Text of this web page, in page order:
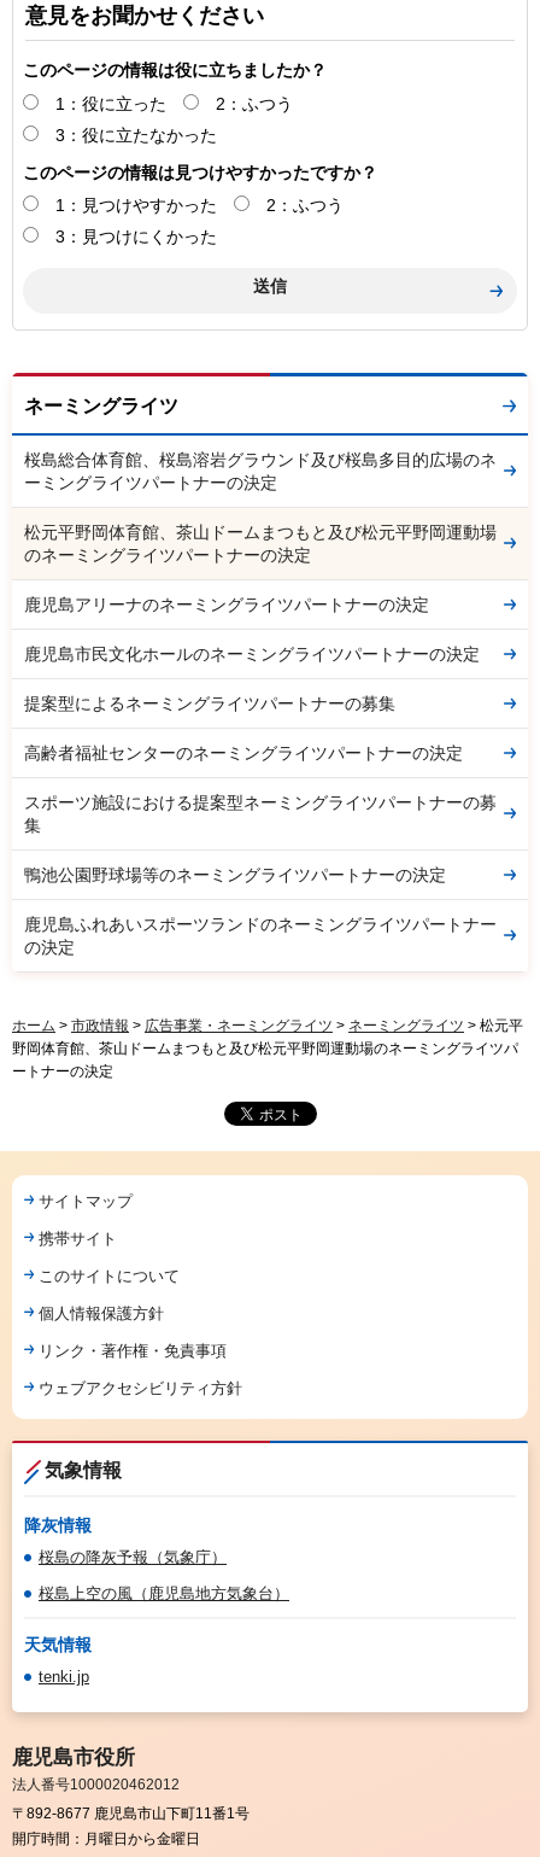
意見をお聞かせください
このページの情報は役に立ちましたか？
1：役に立った
2：ふつう
3：役に立たなかった
このページの情報は見つけやすかったですか？
1：見つけやすかった
2：ふつう
3：見つけにくかった
ネーミングライツ
桜島総合体育館、桜島溶岩グラウンド及び桜島多目的広場のネ
ーミングライツパートナーの決定
松元平野岡体育館、茶山ドームまつもと及び松元平野岡運動場
のネーミングライツパートナーの決定
鹿児島アリーナのネーミングライツパートナーの決定
鹿児島市民文化ホールのネーミングライツパートナーの決定
提案型によるネーミングライツパートナーの募集
高齢者福祉センターのネーミングライツパートナーの決定
スポーツ施設における提案型ネーミングライツパートナーの募
集
鴨池公園野球場等のネーミングライツパートナーの決定
鹿児島ふれあいスポーツランドのネーミングライツパートナー
の決定
ホーム > 市政情報 > 広告事業・ネーミングライツ > ネーミングライツ > 松元平
野岡体育館、茶山ドームまつもと及び松元平野岡運動場のネーミングライツパ
ートナーの決定
サイトマップ
携帯サイト
このサイトについて
個人情報保護方針
リンク・著作権・免責事項
ウェブアクセシビリティ方針
気象情報
降灰情報
桜島の降灰予報（気象庁）
桜島上空の風（鹿児島地方気象台）
天気情報
tenki.jp
鹿児島市役所
法人番号1000020462012
〒892-8677 鹿児島市山下町11番1号
開庁時間： 月曜日から金曜日